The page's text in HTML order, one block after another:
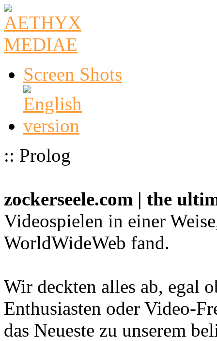
Screen Shots
:: Prolog
zockerseele.com | the
Videospielen in einer
WorldWideWeb fand.
Wir deckten alles ab, egal
Enthusiasten oder Video-
das Neueste zu unserem